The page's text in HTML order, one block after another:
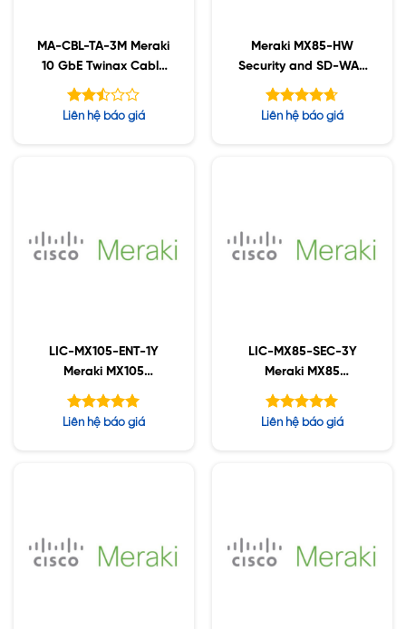
MA-CBL-TA-3M Meraki
10 GbE Twinax Cable
with SFP+ Modules, 3
Meter
Được
Liên hệ báo giá
Meraki MX85-HW
Security and SD-WAN
Appliance
Được xếp
Liên hệ báo giá
LIC-MX105-ENT-1Y
Meraki MX105
Enterprise License and
Support, 1YR
Được xếp
Liên hệ báo giá
LIC-MX85-SEC-3Y
Meraki MX85
Advanced Security
License and Support,
3YR
Được xếp
Liên hệ báo giá